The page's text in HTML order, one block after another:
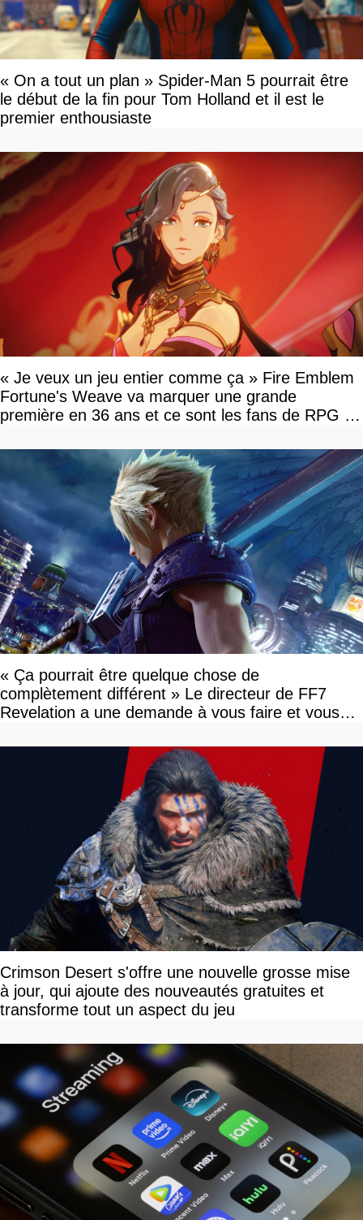
« On a tout un plan » Spider-Man 5 pourrait être
le début de la fin pour Tom Holland et il est le
premier enthousiaste
« Je veux un jeu entier comme ça » Fire Emblem
Fortune's Weave va marquer une grande
première en 36 ans et ce sont les fans de RPG en
« Ça pourrait être quelque chose de
complètement différent » Le directeur de FF7
Revelation a une demande à vous faire et vous
Crimson Desert s'offre une nouvelle grosse mise
à jour, qui ajoute des nouveautés gratuites et
transforme tout un aspect du jeu